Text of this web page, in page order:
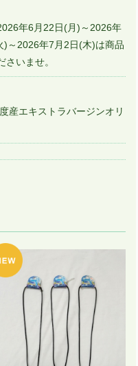
年6月22日(月)～2026年
～2026年7月2日(木)は商品
いませ。
産エキストラバージンオリ